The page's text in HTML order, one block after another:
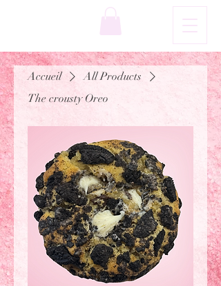
Accueil
All Products
The crousty Oreo